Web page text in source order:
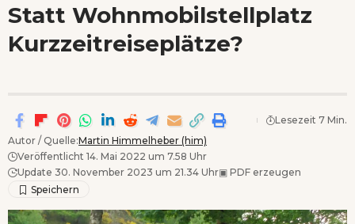
Statt Wohnmobilstellplatz
Kurzzeitreiseplätze?
Autor / Quelle:Martin Himmelheber (him)
Veröffentlicht 14. Mai 2022 um 7.58 Uhr
Update 30. November 2023 um 21.34 Uhr▣ PDF erzeugen
Lesezeit 7 Min.